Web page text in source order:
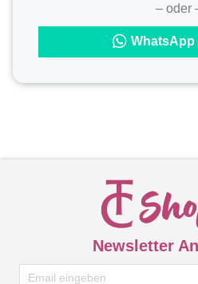
– oder
WhatsApp
Newsletter